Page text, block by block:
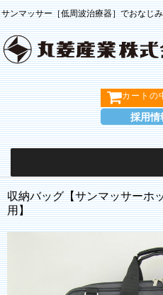
サンマッサー［低周波治療器］でおなじ
カートの
採用情
収納バッグ【サンマッサー
用】